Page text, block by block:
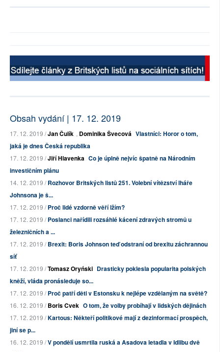
Obsah vydání | 17. 12. 2019
17. 12. 2019 /Jan Čulík , Dominika Švecová Vlastníci: Horor o tom,
jaká je dnes Česká republika
17. 12. 2019 /Jiří Hlavenka Co je úplně nejvíc špatně na Národním
investičním plánu
14. 12. 2019 /Rozhovor Britských listů 251. Volební vítězství lháře
Johnsona je š...
17. 12. 2019 /Proč lidé vzdorně věří lžím?
17. 12. 2019 /Poslanci nařídili rozsáhlé kácení zdravých stromů u
železničních a ...
17. 12. 2019 /Brexit: Boris Johnson teď odstraní od brexitu záchrannou
síť
17. 12. 2019 /Tomasz Oryński Drasticky poklesla popularita polských
kněží, vláda pronásleduje so...
17. 12. 2019 /Proč patří děti v Estonsku k nejlépe vzdělaným na světě?
16. 12. 2019 /Boris Cvek O tom, že volby probíhají v lidských dějinách
17. 12. 2019 /Kartous: Někteří politikové mají z dezinformací prospěch,
jiní se p...
16. 12. 2019 /V pondělí usmrtila ruská a Asadova letadla v Idlibu dvě